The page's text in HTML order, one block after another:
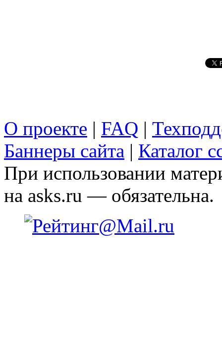
О проекте | FAQ |
Баннеры сайта | Каталог
При использовании
на asks.ru — обязательна.